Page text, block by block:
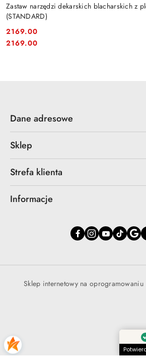
Zastaw narzędzi dekarskich blacharskich z
(STANDARD)
Cena:
2169.00
Cena:
2169.00
Dane adresowe
Sklep
Strefa klienta
Informacje
Sklep internetowy na oprogramowaniu